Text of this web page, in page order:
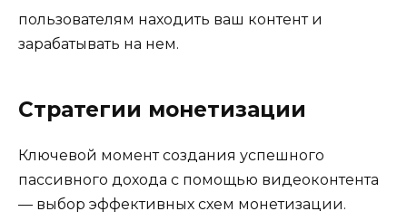
пользователям находить ваш контент и
зарабатывать на нем.
Стратегии монетизации
Ключевой момент создания успешного
пассивного дохода с помощью видеоконтента
— выбор эффективных схем монетизации.